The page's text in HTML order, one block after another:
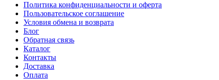
Политика конфиденциальности и оферта
Пользовательское соглашение
Условия обмена и возврата
Блог
Обратная связь
Каталог
Контакты
Доставка
Оплата